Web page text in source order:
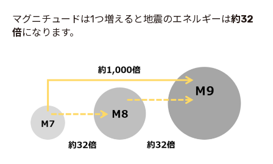
マグニチュードは1つ増えると地震のエネルギーは約32
倍になります。